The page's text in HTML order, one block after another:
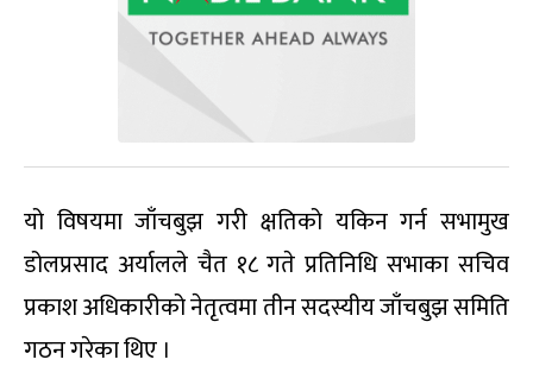
यो विषयमा जाँचबुझ गरी क्षतिको यकिन गर्न सभामुख
डोलप्रसाद अर्यालले चैत १८ गते प्रतिनिधि सभाका सचिव
प्रकाश अधिकारीको नेतृत्वमा तीन सदस्यीय जाँचबुझ समिति
गठन गरेका थिए ।